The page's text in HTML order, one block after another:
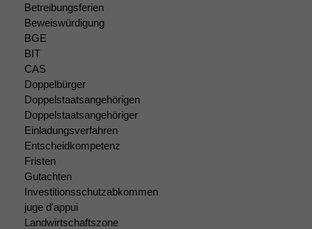
Betreibungsferien
Beweiswürdigung
BGE
BIT
CAS
Doppelbürger
Doppelstaatsangehörigen
Doppelstaatsangehöriger
Einladungsverfahren
Entscheidkompetenz
Fristen
Gutachten
Investitionsschutzabkommen
juge d'appui
Landwirtschaftszone